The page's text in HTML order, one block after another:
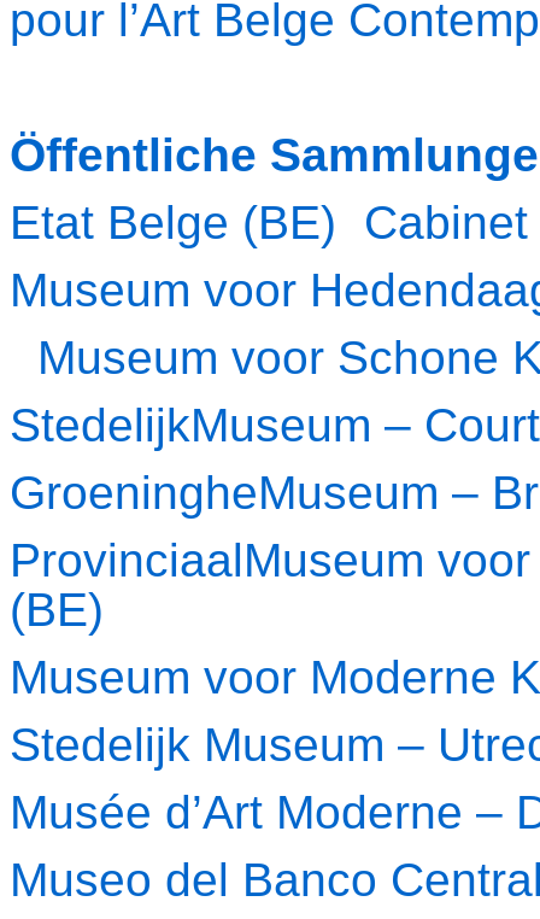
pour l’Art Belge
Öffentliche
Etat Belge (BE)
Museum voor
Museum voor Schone
StedelijkMuseum –
GroeningheMuseum –
ProvinciaalMuseum
(BE)
Museum voor Moderne
Stedelijk Museum –
Musée d’Art Moderne
Museo del Banco